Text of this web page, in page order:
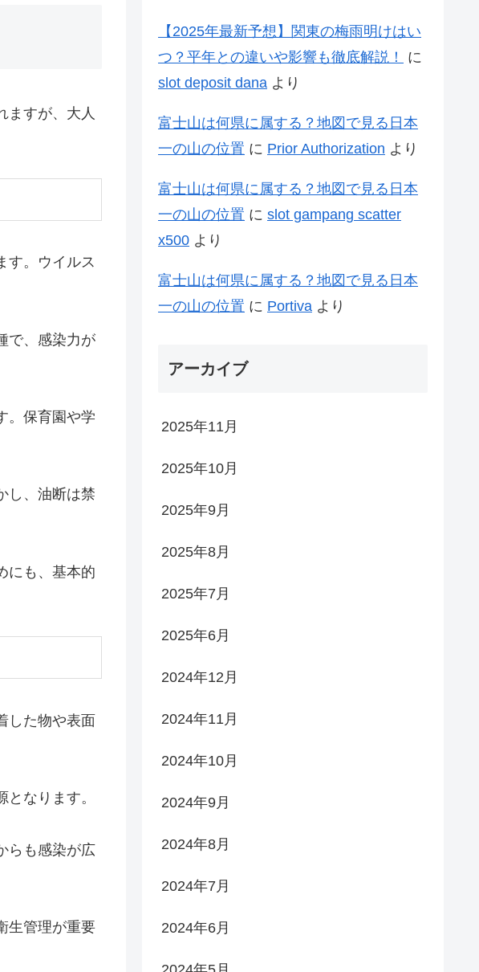
ますが、大人
す。ウイルス
で、感染力が
。保育園や学
し、油断は禁
にも、基本的
した物や表面
なります。
らも感染が広
生管理が重要
【2025年最新予想】関東の梅雨明けはい
つ？平年との違いや影響も徹底解説！
に
slot deposit dana より
富士山は何県に属する？地図で見る日本
一の山の位置 に Prior Authorization より
富士山は何県に属する？地図で見る日本
一の山の位置 に slot gampang scatter
x500 より
富士山は何県に属する？地図で見る日本
一の山の位置 に Portiva より
アーカイブ
2025年11月
2025年10月
2025年9月
2025年8月
2025年7月
2025年6月
2024年12月
2024年11月
2024年10月
2024年9月
2024年8月
2024年7月
2024年6月